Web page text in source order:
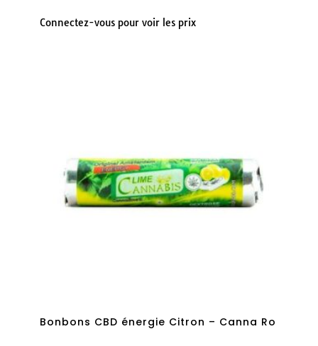
Connectez-vous pour voir les prix
Bonbons CBD énergie Citron – Canna Ro